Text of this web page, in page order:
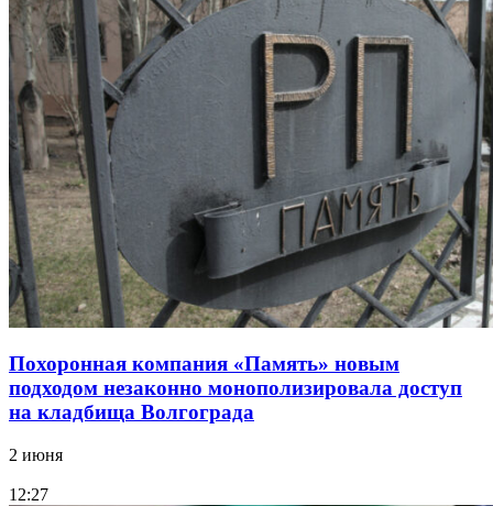
Похоронная компания «Память» новым
подходом незаконно монополизировала доступ
на кладбища Волгограда
2 июня
12:27